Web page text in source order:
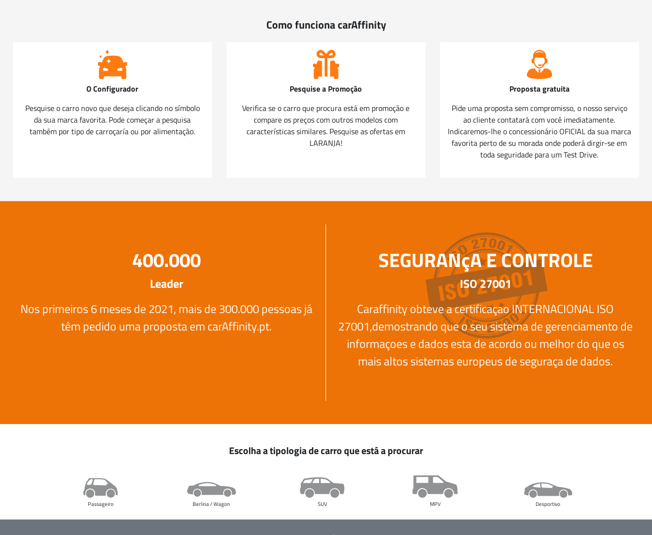
Como funciona carAffinity
O Configurador
Pesquise o carro novo que deseja clicando no símbolo
da sua marca favorita. Pode começar a pesquisa
também por tipo de carroçaría ou por alimentação.
Pesquise a Promoção
Verifica se o carro que procura está em promoção e
compare os preços com outros modelos com
características similares. Pesquise as ofertas em
LARANJA!
Proposta gratuita
Pide uma proposta sem compromisso, o nosso serviço
ao cliente contatará com você imediatamente.
Indicaremos-lhe o concessionário OFICIAL da sua marca
favorita perto de su morada onde poderá dirgir-se em
toda seguridade para um Test Drive.
400.000
Leader
Nos primeiros 6 meses de 2021, mais de 300.000 pessoas já
têm pedido uma proposta em carAffinity.pt.
SEGURANçA E CONTROLE
ISO 27001
Caraffinity obteve a certificaçao INTERNACIONAL ISO
27001,demostrando que o seu sistema de gerenciamento de
informaçoes e dados esta de acordo ou melhor do que os
mais altos sistemas europeus de seguraça de dados.
Escolha a tipologia de carro que está a procurar
Passageiro Berlina / Wagon SUV MPV Desportivo